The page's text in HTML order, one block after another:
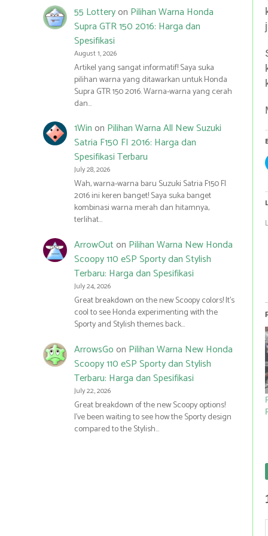
55 Lotteryon Pilihan Warna Honda
Supra GTR 150 2016: Harga dan
Spesifikasi
August 1, 2026
Artikel yang sangat informatif! Saya suka
pilihan warna yang ditawarkan untuk Honda
Supra GTR 150 2016. Warna-warna yang cerah
dan…
1Winon Pilihan Warna All New Suzuki
Satria F150 FI 2016: Harga dan
Spesifikasi Terbaru
July 28, 2026
Wah, warna-warna baru Suzuki Satria F150 FI
2016 ini keren banget! Saya suka banget
kombinasi warna merah dan hitamnya,
terlihat…
ArrowOuton Pilihan Warna New Honda
Scoopy 110 eSP Sporty dan Stylish
Terbaru: Harga dan Spesifikasi
July 24, 2026
Great breakdown on the new Scoopy colors! It’s
cool to see Honda experimenting with the
Sporty and Stylish themes back…
ArrowsGoon Pilihan Warna New Honda
Scoopy 110 eSP Sporty dan Stylish
Terbaru: Harga dan Spesifikasi
July 22, 2026
Great breakdown of the new Scoopy options!
I’ve been waiting to see how the Sporty design
compared to the Stylish…